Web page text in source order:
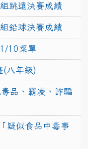
跳遠決賽成績
鉛球決賽成績
10菜單
(八年級)
品、霸凌、詐騙
疑似食品中毒事